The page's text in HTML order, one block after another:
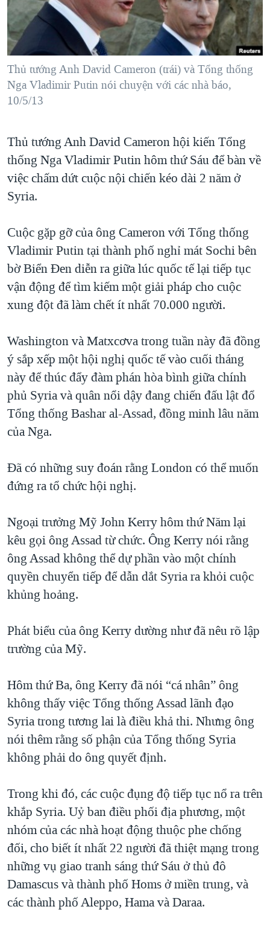
"Tìm"NGƯỜI VIỆT HẢI NGOẠI
KINH TẾ
KHOA HỌC
SỨC KHOẺ
THỂ THAO
GIÁO DỤC
TẠI
HÀNH TRÌNH BẦU CỬ 2024
MỘT NĂM CHIẾN TRANH TẠI DẢI GAZA
GIẢI MÃ VÀNH ĐAI & CON ĐƯỜNG
NGÀY TỊ NẠN THẾ GIỚI
CHI PHÍ CHIẾN TRANH AFGHANISTAN
CÁC GIÁ TRỊ CỘNG HÒA Ở VIỆT NAM
THƯỢNG ĐỈNH TRUMP-KIM TẠI VIỆT NAM
NGƯ DÂN VIỆT VÀ LÀN SÓNG TRỘM HẢI SÂM
BÊN KIA QUỐC LỘ: TIẾNG VỌNG TỪ NÔNG THÔN MỸ
QUAN HỆ VIỆT MỸ
VIDEO
NGHE
MẠNG XÃ HỘI
Thủ tướng Anh David Cameron (trái) và Tổng thống
Nga Vladimir Putin nói chuyện với các nhà báo,
10/5/13
Thủ tướng Anh David Cameron hội kiến Tổng
thống Nga Vladimir Putin hôm thứ Sáu để bàn về
việc chấm dứt cuộc nội chiến kéo dài 2 năm ở
Syria.
Cuộc gặp gỡ của ông Cameron với Tổng thống
Vladimir Putin tại thành phố nghỉ mát Sochi bên
bờ Biển Ðen diễn ra giữa lúc quốc tế lại tiếp tục
vận động để tìm kiếm một giải pháp cho cuộc
xung đột đã làm chết ít nhất 70.000 người.
Washington và Matxcơva trong tuần này đã đồng
ý sắp xếp một hội nghị quốc tế vào cuối tháng
này để thúc đẩy đàm phán hòa bình giữa chính
phủ Syria và quân nổi dậy đang chiến đấu lật đổ
Tổng thống Bashar al-Assad, đồng minh lâu năm
của Nga.
Đã có những suy đoán rằng London có thể muốn
đứng ra tổ chức hội nghị.
Ngoại trưởng Mỹ John Kerry hôm thứ Năm lại
kêu gọi ông Assad từ chức. Ông Kerry nói rằng
ông Assad không thể dự phần vào một chính
quyền chuyển tiếp để dẫn dắt Syria ra khỏi cuộc
khủng hoảng.
Phát biểu của ông Kerry dường như đã nêu rõ lập
trường của Mỹ.
Hôm thứ Ba, ông Kerry đã nói “cá nhân” ông
không thấy việc Tổng thống Assad lãnh đạo
Syria trong tương lai là điều khả thi. Nhưng ông
nói thêm rằng số phận của Tổng thống Syria
không phải do ông quyết định.
Trong khi đó, các cuộc đụng độ tiếp tục nổ ra trên
khắp Syria. Uỷ ban điều phối địa phương, một
nhóm của các nhà hoạt động thuộc phe chống
đối, cho biết ít nhất 22 người đã thiệt mạng trong
những vụ giao tranh sáng thứ Sáu ở thủ đô
Damascus và thành phố Homs ở miền trung, và
các thành phố Aleppo, Hama và Daraa.